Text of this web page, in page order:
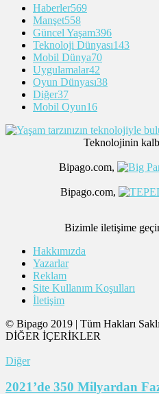
Haberler569
Manşet558
Güncel Yaşam396
Teknoloji Dünyası143
Mobil Dünya70
Uygulamalar42
Oyun Dünyası38
Diğer37
Mobil Oyun16
Teknolojinin
Bipago.com,
Bipago.com,
Bizimle iletişime
Hakkımızda
Yazarlar
Reklam
Site Kullanım Koşulları
İletişim
© Bipago 2019 | Tüm Hakları
DİĞER İÇERİKLER
Diğer
2021’de 350 Milyardan